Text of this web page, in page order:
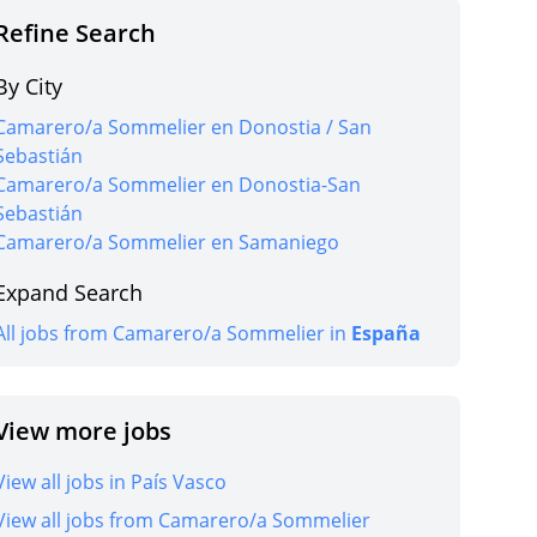
Search
City
a Sommelier en Donostia / San
a Sommelier en Donostia-San
a Sommelier en Samaniego
Search
jobs from Camarero/a Sommelier in España
more jobs
all jobs in País Vasco
all jobs from Camarero/a Sommelier